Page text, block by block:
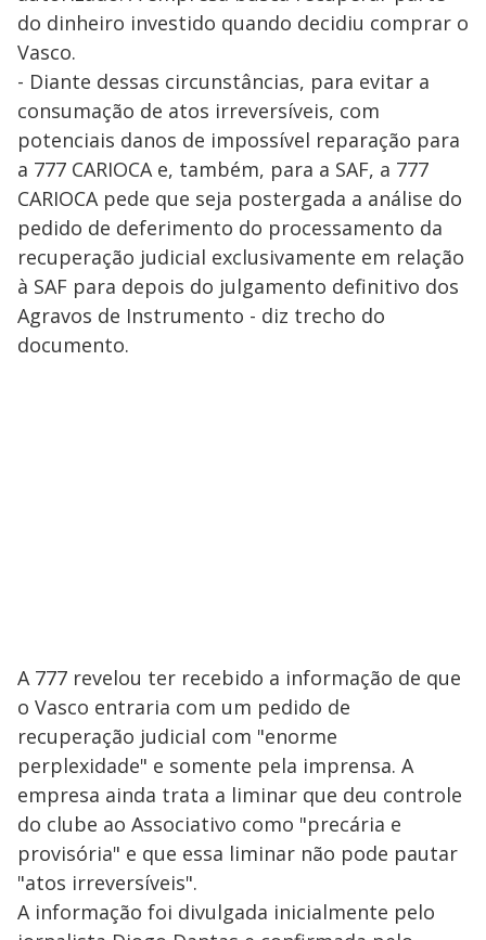
do dinheiro investido quando decidiu comprar o
Vasco.
- Diante dessas circunstâncias, para evitar a
consumação de atos irreversíveis, com
potenciais danos de impossível reparação para
a 777 CARIOCA e, também, para a SAF, a 777
CARIOCA pede que seja postergada a análise do
pedido de deferimento do processamento da
recuperação judicial exclusivamente em relação
à SAF para depois do julgamento definitivo dos
Agravos de Instrumento - diz trecho do
documento.
A 777 revelou ter recebido a informação de que
o Vasco entraria com um pedido de
recuperação judicial com "enorme
perplexidade" e somente pela imprensa. A
empresa ainda trata a liminar que deu controle
do clube ao Associativo como "precária e
provisória" e que essa liminar não pode pautar
"atos irreversíveis".
A informação foi divulgada inicialmente pelo